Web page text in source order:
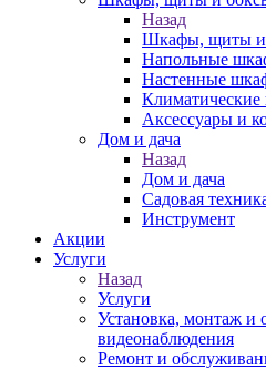
Назад
Шкафы, щиты и
Напольные
Настенные
Аксессуары и
Дом и дача
Назад
Дом и дача
Садовая
Инструмент
Акции
Услуги
Назад
Услуги
Установка, монтаж и
видеонаблюдения
Ремонт и